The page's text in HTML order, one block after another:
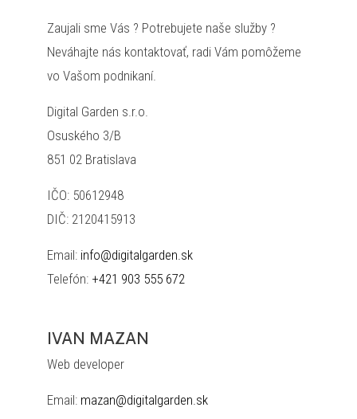
Zaujali sme Vás ? Potrebujete naše služby ?
Neváhajte nás kontaktovať, radi Vám pomôžeme
vo Vašom podnikaní.
Digital Garden s.r.o.
Osuského 3/B
851 02 Bratislava
IČO: 50612948
DIČ: 2120415913
Email: info@digitalgarden.sk
Telefón: +421 903 555 672
IVAN MAZAN
Web developer
Email: mazan@digitalgarden.sk